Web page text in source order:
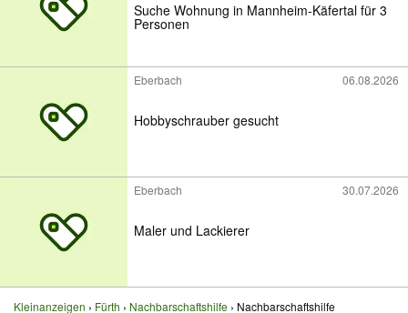
Suche Wohnung in Mannheim-Käfertal für 3
Personen
Eberbach 06.08.2026
Hobbyschrauber gesucht
Eberbach 30.07.2026
Maler und Lackierer
Kleinanzeigen Fürth Nachbarschaftshilfe Nachbarschaftshilfe